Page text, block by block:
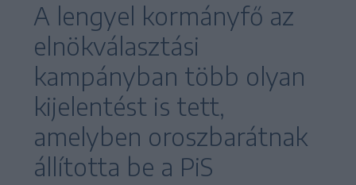
A lengyel kormányfő az
elnökválasztási
kampányban több olyan
kijelentést is tett,
amelyben oroszbarátnak
állította be a PiS